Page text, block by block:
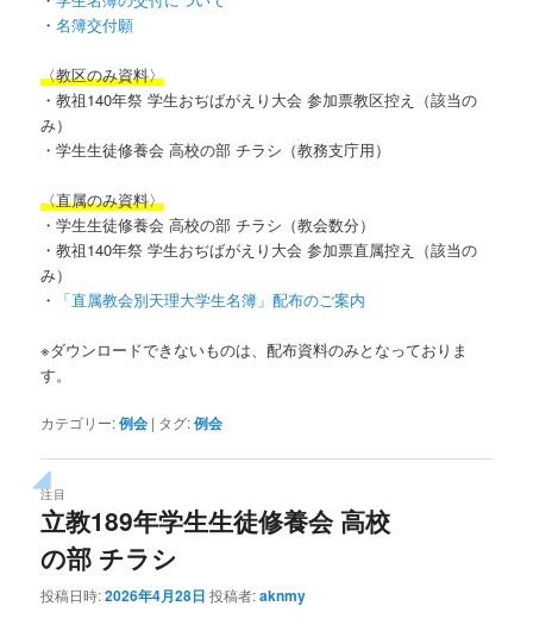
・名簿交付願
〈教区のみ資料〉
・教祖140年祭 学生おぢばがえり大会 参加票教区控え（該当の
み）
・学生生徒修養会 高校の部 チラシ（教務支庁用）
〈直属のみ資料〉
・学生生徒修養会 高校の部 チラシ（教会数分）
・教祖140年祭 学生おぢばがえり大会 参加票直属控え（該当の
み）
・
「直属教会別天理大学生名簿」配布のご案内
※ダウンロードできないものは、配布資料のみとなっておりま
す。
カテゴリー:例会 | タグ:例会
立教189年学生生徒修養会 高校
の部 チラシ
注目
投稿日時:2026年4月28日 投稿者:aknmy